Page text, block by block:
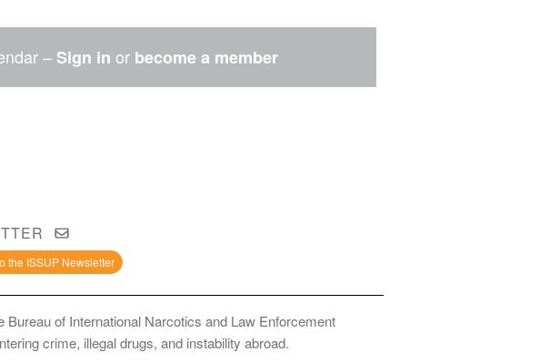
– Sign in or become a member
the ISSUP Newsletter
of International Narcotics and Law Enforcement
crime, illegal drugs, and instability abroad.